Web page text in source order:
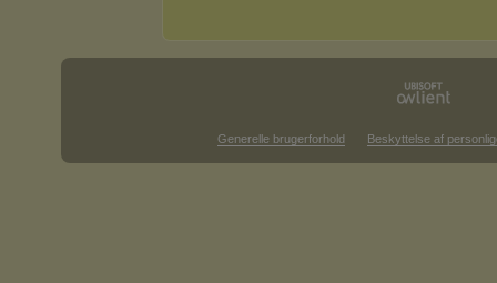
Generelle brugerforhold Beskyttelse af